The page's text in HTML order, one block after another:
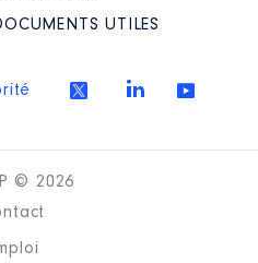
UTILES
© 2026